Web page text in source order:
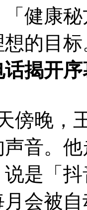
健康
的目标
揭开序
傍晚，
音。
是「
月会被